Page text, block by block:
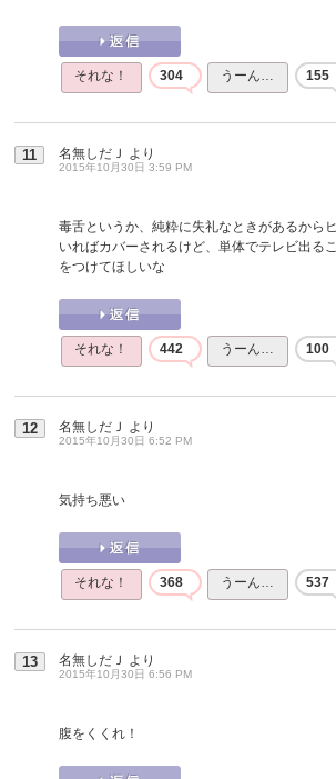
それな！ 304 うーん… 155
11 名無しだＪ より
2015年10月30日 3:59 PM
毒舌というか、純粋に失礼なときがあるか
いればカバーされるけど、単体でテレビ出る
をつけてほしいな
それな！ 442 うーん… 100
12 名無しだＪ より
2015年10月30日 6:52 PM
気持ち悪い
それな！ 368 うーん… 537
13 名無しだＪ より
2015年10月30日 6:56 PM
腹をくくれ！